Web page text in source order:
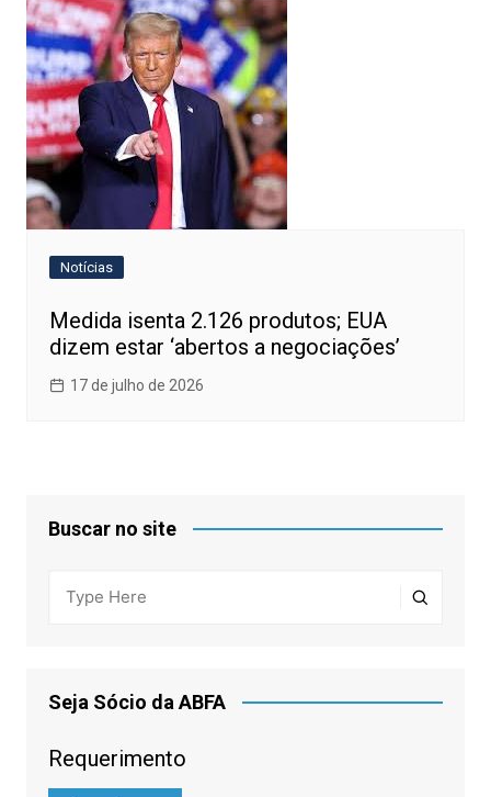
Notícias
Medida isenta 2.126 produtos; EUA
dizem estar ‘abertos a negociações’
17 de julho de 2026
Buscar no site
Seja Sócio da ABFA
Requerimento